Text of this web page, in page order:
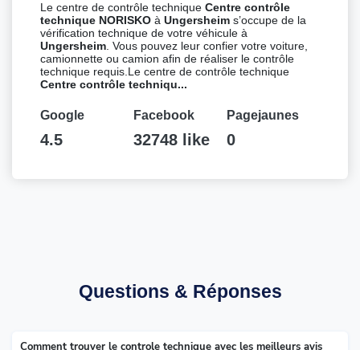
Le centre de contrôle techniqueCentre contrôle
technique NORISKO àUngersheim s’occupe de la
vérification technique de votre véhicule à
Ungersheim. Vous pouvez leur confier votre voiture,
camionnette ou camion afin de réaliser le contrôle
technique requis.Le centre de contrôle technique
Centre contrôle techniqu...
Google
4.5
Facebook
32748 like
Pagejaunes
0
Questions & Réponses
Comment trouver le controle technique avec les meilleurs avis